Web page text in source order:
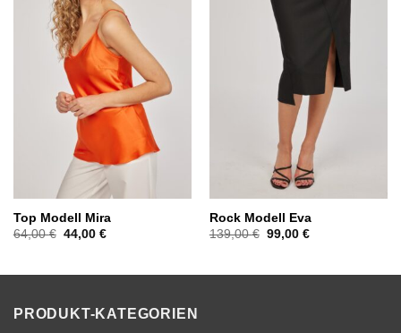
Top Modell Mira
64,00€ Ursprünglicher
44,00 €Aktueller
Rock Modell Eva
139,00€ Ursprünglicher
99,00 €Aktueller
PRODUKT-KATEGORIEN